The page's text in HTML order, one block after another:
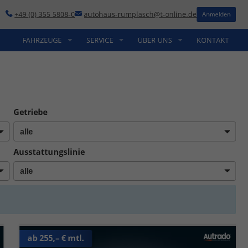
+49 (0) 355 5808-0 autohaus-rumplasch@t-online.de Anmelden
FAHRZEUGE SERVICE ÜBER UNS KONTAKT
Getriebe
Ausstattungslinie
ab 255,– € mtl.